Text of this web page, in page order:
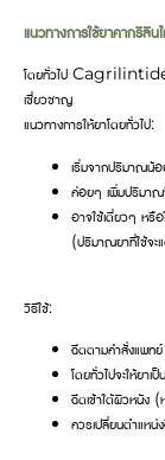
แนวทางการใช้ยาคากริ
โดยทั่วไป Cagrilintide จ
เชี่ยวชาญ
แนวทางการให้ยาโดยทั่วไป:
เริ่มจากปริมาณน้
ค่อยๆ เพิ่มปริมาณ
อาจใช้เดี่ยวๆ ห
(ปริมาณยาที่ใช้จะ
วิธีใช้:
ฉีดตามคำสั่งแพทย์
โดยทั่วไปจะให้ยา
ฉีดเข้าใต้ผิวหนัง
ควรเปลี่ยนตำแหน่